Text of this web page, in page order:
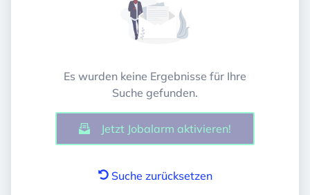
Es wurden keine Ergebnisse für Ihre
Suche gefunden.
Jetzt Jobalarm aktivieren!
Suche zurücksetzen